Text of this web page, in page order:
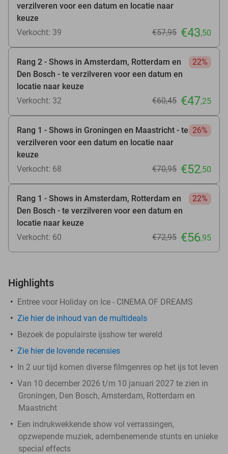
verzilveren voor een datum en locatie naar
keuze
Verkocht: 39 €57,95 €43,50
Rang 2 - Shows in Amsterdam, Rotterdam en
Den Bosch - te verzilveren voor een datum en
locatie naar keuze
22%
Verkocht: 32 €60,45 €47,25
Rang 1 - Shows in Groningen en Maastricht - te
verzilveren voor een datum en locatie naar
keuze
26%
Verkocht: 68 €70,95 €52,50
Rang 1 - Shows in Amsterdam, Rotterdam en
Den Bosch - te verzilveren voor een datum en
locatie naar keuze
22%
Verkocht: 60 €72,95 €56,95
Highlights
Entree voor Holiday on Ice - CINEMA OF DREAMS
Zie hier de inhoud van de multideals
Bezoek de populairste ijsshow ter wereld
Zie hier de lovende recensies
In 2 uur tijd komen diverse filmgenres op het ijs tot leven
Van 10 december 2026 t/m 10 januari 2027 te zien in
Groningen, Den Bosch, Amsterdam, Rotterdam en
Maastricht
Een indrukwekkende show vol verrassingen,
opzwepende muziek, adembenemende stunts en unieke
special effects